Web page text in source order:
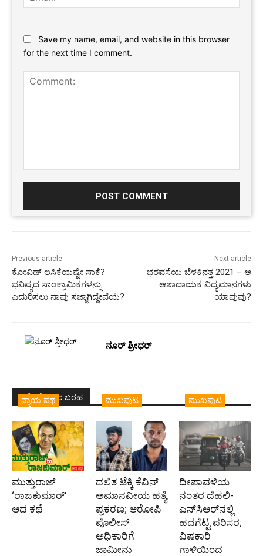
Save my name, email, and website in this browser
for the next time I comment.
Previous article
ಕೋವಿಡ್ ಲಸಿಕೆಯಷ್ಟೇ ಸಾಕೆ?
ಭವಿಷ್ಯದ ಸಾಂಕ್ರಾಮಿಕಗಳನ್ನು
ಎದುರಿಸಲು ನಾವು ಸಜ್ಜಾಗಿದ್ದೇವೆಯೆ?
Next article
ಭರವಸೆಯ ಬೆಳಕಿನತ್ತ 2021 – ಆ
ಆಶಾದಾಯಕ ವಿದ್ಯಮಾನಗಳು
ಯಾವುವು?
ನೂರ್‌ ಶ್ರೀಧರ್‌
ಇದೇ ಲೇಖಕರ ಬರಹ
ನ್ಯಾಯ ಪಥ
ಮುತ್ತುರಾಜ್
‘ರಾಜಕುಮಾರ್‍’
ಆದ ಕಥೆ
ಮುಖಪುಟ
ದಲಿತ ಟೆಕ್ಕಿ ಕೆವಿನ್
ಅಮಾನವೀಯ ಹತ್ಯೆ
ಪ್ರಕರಣ; ಆರೋಪಿ
ಪೊಲೀಸ್‌
ಅಧಿಕಾರಿಗೆ
ಜಾಮೀನು
ಮುಖಪುಟ
ದೀಪಾವಳಿಯ
ನಂತರ ದೆಹಲಿ-
ಎನ್‌ಸಿಆರ್‌ನಲ್ಲಿ
ಹದಗೆಟ್ಟ ಪರಿಸರ;
ವಿಷಕಾರಿ
ಗಾಳಿಯಿಂದ